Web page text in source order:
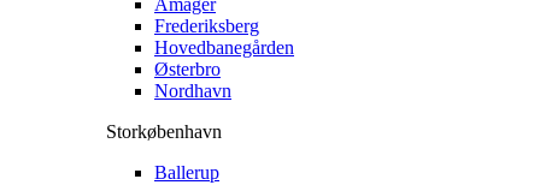
Frederiksberg
Hovedbanegården
Østerbro
Nordhavn
Storkøbenhavn
Ballerup